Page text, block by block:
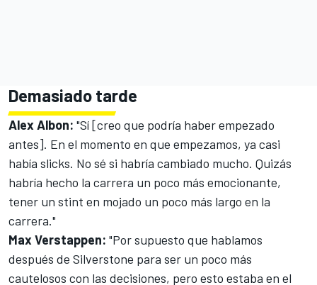
Demasiado tarde
Alex Albon: "Sí [creo que podría haber empezado
antes]. En el momento en que empezamos, ya casi
había slicks. No sé si habría cambiado mucho. Quizás
habría hecho la carrera un poco más emocionante,
tener un stint en mojado un poco más largo en la
carrera."
Max Verstappen: "Por supuesto que hablamos
después de Silverstone para ser un poco más
cautelosos con las decisiones, pero esto estaba en el